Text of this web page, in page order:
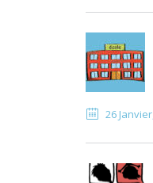
26